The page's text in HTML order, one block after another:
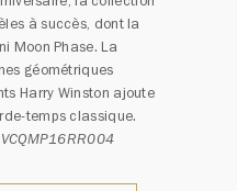
à succès, dont la
Moon Phase. La
géométriques
Harry Winston ajoute
temps classique.